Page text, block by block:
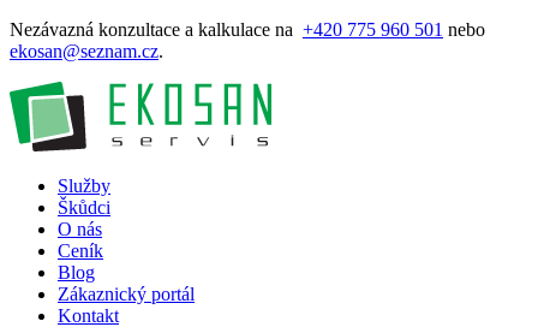
Nezávazná konzultace a kalkulace na +420 775 960 501 nebo
ekosan@seznam.cz.
Služby
Škůdci
O nás
Ceník
Blog
Zákaznický portál
Kontakt